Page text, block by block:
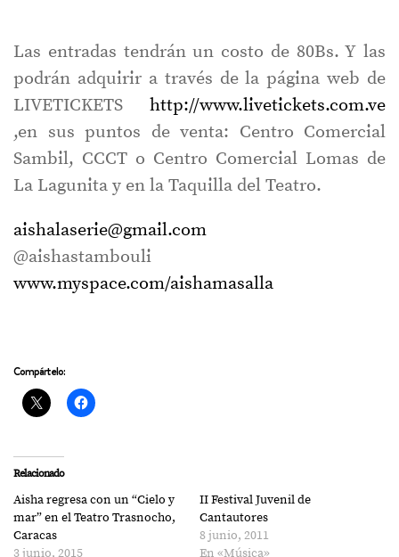
Las entradas tendrán un costo de 80Bs. Y las
podrán adquirir a través de la página web de
LIVETICKETS http://www.livetickets.com.ve
,en sus puntos de venta: Centro Comercial
Sambil, CCCT o Centro Comercial Lomas de
La Lagunita y en la Taquilla del Teatro.
aishalaserie@gmail.com
@aishastambouli
www.myspace.com/aishamasalla
Compártelo:
Relacionado
Aisha regresa con un “Cielo y
mar” en el Teatro Trasnocho,
Caracas
II Festival Juvenil de
Cantautores
8 junio, 2011